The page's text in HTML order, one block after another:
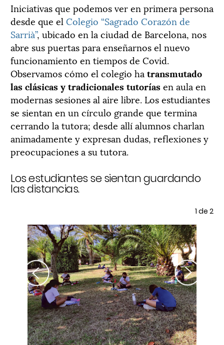
Iniciativas que podemos ver en primera persona
desde que el Colegio “Sagrado Corazón de
Sarrià”, ubicado en la ciudad de Barcelona, nos
abre sus puertas para enseñarnos el nuevo
funcionamiento en tiempos de Covid.
Observamos cómo el colegio ha transmutado
las clásicas y tradicionales tutoríasen aula en
modernas sesiones al aire libre. Los estudiantes
se sientan en un círculo grande que termina
cerrando la tutora; desde allí alumnos charlan
animadamente y expresan dudas, reflexiones y
preocupaciones a su tutora.
Previous
Los estudiantes se sientan guardando
las distancias.
1 de 2
Next